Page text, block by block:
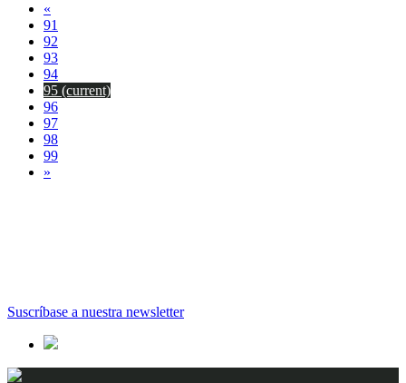
«
91
92
93
94
95 (current)
96
97
98
99
»
Suscríbase a nuestra newsletter